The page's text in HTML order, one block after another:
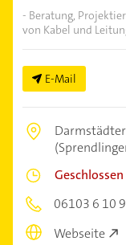
- Beratung,
von Kabel und
E-Mail
Geschlossen
06103 6 10
Webseite